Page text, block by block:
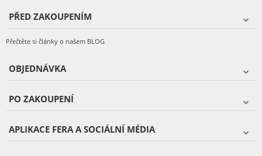
PŘED ZAKOUPENÍM
Přečtěte si články o našem BLOG
OBJEDNÁVKA
PO ZAKOUPENÍ
APLIKACE FERA A SOCIÁLNÍ MÉDIA